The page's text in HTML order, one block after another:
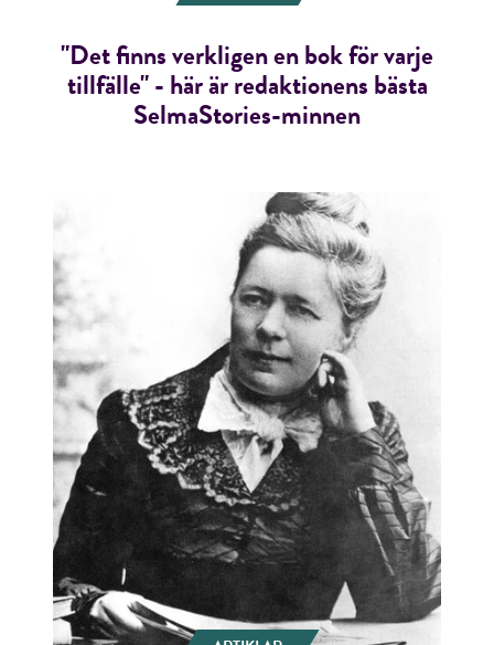
"Det finns verkligen en bok för varje
tillfälle" - här är redaktionens bästa
SelmaStories-minnen